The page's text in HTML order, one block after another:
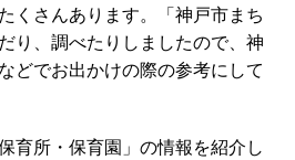
くさんあります。「神戸市まち
り、調べたりしましたので、神
どでお出かけの際の参考にして
育所・保育園」の情報を紹介し